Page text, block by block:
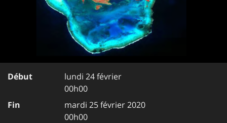
Début
lundi 24 février
00h00
Fin
mardi 25 février 2020
00h00